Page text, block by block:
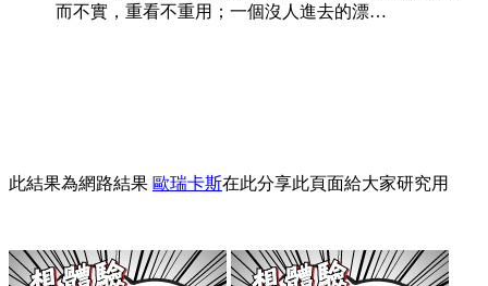
而不實，重看不重用；一個沒人進去的漂…
此結果為網路結果 歐瑞卡斯在此分享此頁面給大家研究用